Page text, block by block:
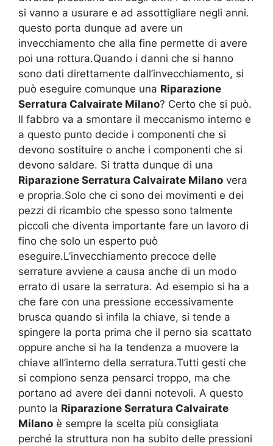
si vanno a usurare e ad assottigliare negli anni.
questo porta dunque ad avere un
invecchiamento che alla fine permette di avere
poi una rottura.Quando i danni che si hanno
sono dati direttamente dall’invecchiamento, si
può eseguire comunque una Riparazione
Serratura Calvairate Milano? Certo che si può.
Il fabbro va a smontare il meccanismo interno e
a questo punto decide i componenti che si
devono sostituire o anche i componenti che si
devono saldare. Si tratta dunque di una
Riparazione Serratura Calvairate Milano vera
e propria.Solo che ci sono dei movimenti e dei
pezzi di ricambio che spesso sono talmente
piccoli che diventa importante fare un lavoro di
fino che solo un esperto può
eseguire.L’invecchiamento precoce delle
serrature avviene a causa anche di un modo
errato di usare la serratura. Ad esempio si ha a
che fare con una pressione eccessivamente
brusca quando si infila la chiave, si tende a
spingere la porta prima che il perno sia scattato
oppure anche si ha la tendenza a muovere la
chiave all’interno della serratura.Tutti gesti che
si compiono senza pensarci troppo, ma che
portano ad avere dei danni notevoli. A questo
punto la Riparazione Serratura Calvairate
Milano è sempre la scelta più consigliata
perché la struttura non ha subito delle pressioni